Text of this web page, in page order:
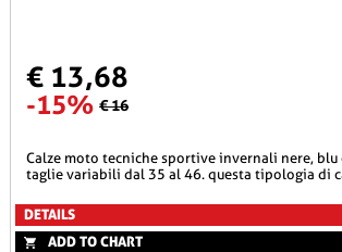
€ 13,68
-15% € 16
calze moto tecniche sportive invernali nere, blu e verdi xtech
taglie variabili dal 35 al 46. questa tipologia di
DETAILS
ADD TO CHART